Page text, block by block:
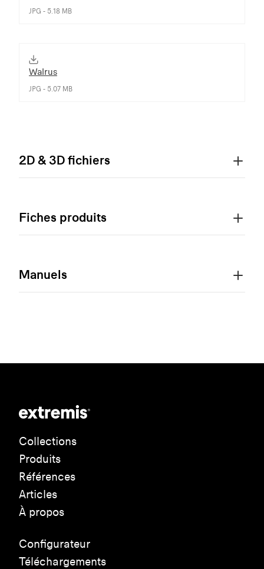
JPG - 5.18 MB
Walrus
JPG - 5.07 MB
2D & 3D fichiers
Fiches produits
Manuels
Collections
Produits
Références
Articles
À propos
Configurateur
Téléchargements